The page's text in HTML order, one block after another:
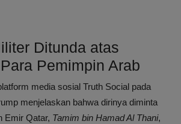
Ditunda atas
Pemimpin Arab
media sosial Truth Social pada
menjelaskan bahwa dirinya diminta
Emir Qatar, Tamim bin Hamad Al Thani,